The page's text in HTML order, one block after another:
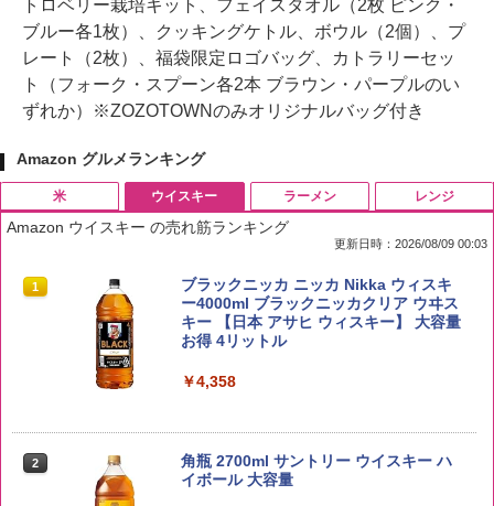
トロベリー栽培キット、フェイスタオル（2枚 ピンク・
ブルー各1枚）、クッキングケトル、ボウル（2個）、プ
レート（2枚）、福袋限定ロゴバッグ、カトラリーセッ
ト（フォーク・スプーン各2本 ブラウン・パープルのい
ずれか）※ZOZOTOWNのみオリジナルバッグ付き
Amazon グルメランキング
米
1 by Amazon 国産ブレンド米 精米 5kg
￥2,650
5kg 長野県産 令和7年産
ウイスキー
Amazon ウイスキー の売れ筋ランキング
更新日時：2026/08/09 00:03
1
ブラックニッカ ニッカ Nikka ウィスキ
ー4000ml ブラックニッカクリア ウヰス
キー 【日本 アサヒ ウィスキー】 大容量
お得 4リットル
￥4,358
2
角瓶 2700ml サントリー ウイスキー ハ
イボール 大容量
ラーメン レンジ